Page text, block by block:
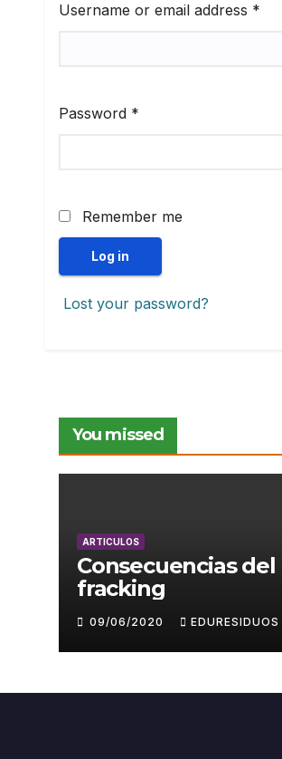
Username or email address *
Password *
Remember me
Log in
Lost your password?
You missed
ARTICULOS
Consecuencias del
fracking
09/06/2020 EDURESIDUOS